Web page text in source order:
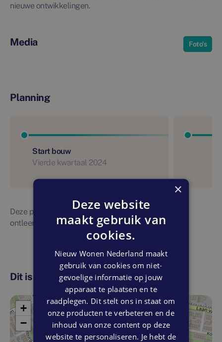
nieuwe ontwikkelingen.
Media Foto's
Planning
Start bouw
Vierde kwartaal 2024
Deze planning is indicatief. Er kunnen geen rechten
ontleend worden aan bovenstaande planning
Dit is de locatie
+
−
×
Deze website
maakt gebruik van
cookies.
Nieuw Wonen Nederland maakt
gebruik van cookies om niet-
gevoelige informatie op jouw
apparaat te plaatsen en te
raadplegen. Dit stelt ons in staat om
onze producten te verbeteren en de
inhoud van onze content op deze
website te personaliseren. Je hebt de